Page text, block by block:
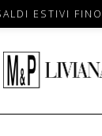
ESTIVI